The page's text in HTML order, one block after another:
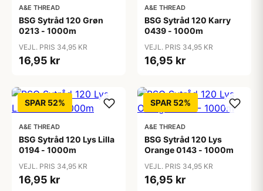
A&E THREAD
BSG Sytråd 120 Grøn
0213 - 1000m
VEJL. PRIS 34,95 KR
16,95 kr
A&E THREAD
BSG Sytråd 120 Karry
0439 - 1000m
VEJL. PRIS 34,95 KR
16,95 kr
SPAR 52%
A&E THREAD
BSG Sytråd 120 Lys Lilla
0194 - 1000m
VEJL. PRIS 34,95 KR
16,95 kr
SPAR 52%
A&E THREAD
BSG Sytråd 120 Lys
Orange 0143 - 1000m
VEJL. PRIS 34,95 KR
16,95 kr